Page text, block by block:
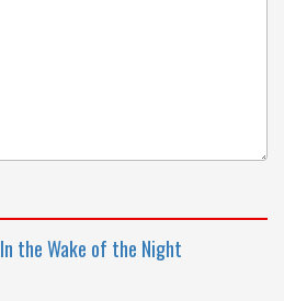
In the Wake of the Night